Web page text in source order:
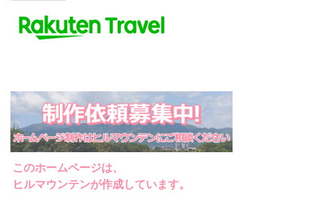
このホームページは、
ヒルマウンテンが作成しています。